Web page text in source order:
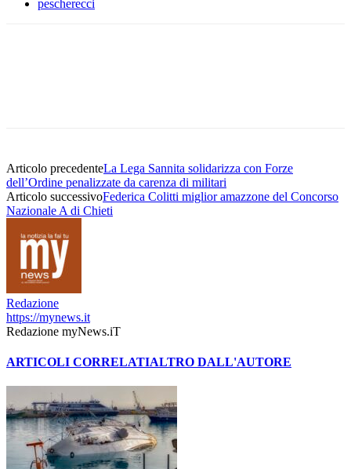
pescherecci
Articolo precedenteLa Lega Sannita solidarizza con Forze
dell’Ordine penalizzate da carenza di militari
Articolo successivoFederica Colitti miglior amazzone del Concorso
Nazionale A di Chieti
Redazione
https://mynews.it
Redazione myNews.iT
ARTICOLI CORRELATIALTRO DALL'AUTORE